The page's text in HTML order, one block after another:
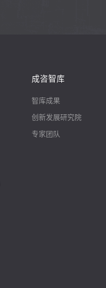
成咨智库
智库成果
创新发展研究院
专家团队